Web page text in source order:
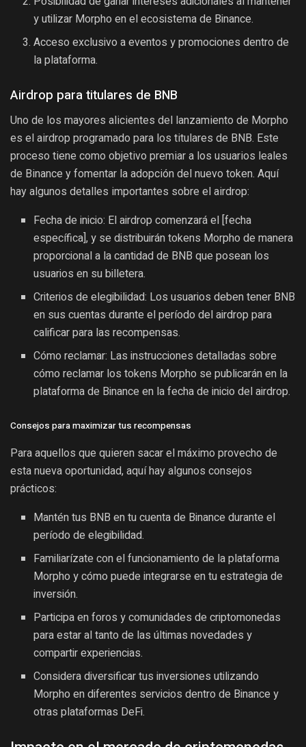
y utilizar Morpho en el ecosistema de Binance.
Acceso exclusivo a eventos y promociones dentro de
la plataforma.
Airdrop para titulares de BNB
Uno de los mayores alicientes del lanzamiento de Morpho
es el airdrop programado para los titulares de BNB. Este
proceso tiene como objetivo premiar a los usuarios leales
de Binance y fomentar la adopción del nuevo token. Aquí
hay algunos detalles importantes sobre el airdrop:
Fecha de inicio: El airdrop comenzará el [fecha
específica], y se distribuirán tokens Morpho de manera
proporcional a la cantidad de BNB que posean los
usuarios en su billetera.
Criterios de elegibilidad: Los usuarios deben tener BNB
en sus cuentas durante el período del airdrop para
calificar para las recompensas.
Cómo reclamar: Las instrucciones detalladas sobre
cómo reclamar los tokens Morpho se publicarán en la
plataforma de Binance en la fecha de inicio del airdrop.
Consejos para maximizar tus recompensas
Para aquellos que quieren sacar el máximo provecho de
esta nueva oportunidad, aquí hay algunos consejos
prácticos:
Mantén tus BNB en tu cuenta de Binance durante el
período de elegibilidad.
Familiarízate con el funcionamiento de la plataforma
Morpho y cómo puede integrarse en tu estrategia de
inversión.
Participa en foros y comunidades de criptomonedas
para estar al tanto de las últimas novedades y
compartir experiencias.
Considera diversificar tus inversiones utilizando
Morpho en diferentes servicios dentro de Binance y
otras plataformas DeFi.